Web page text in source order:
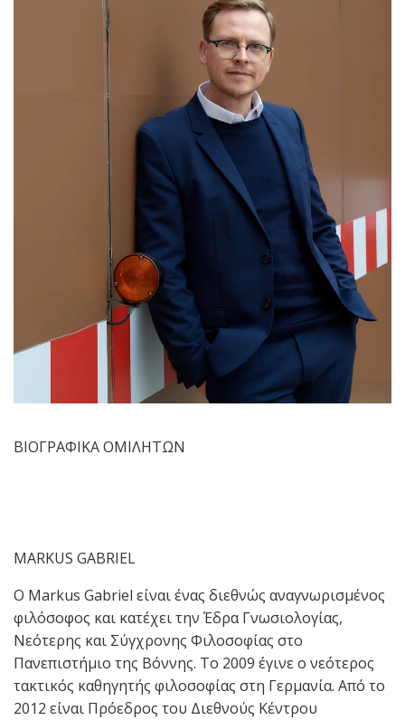
ΒΙΟΓΡΑΦΙΚΑ ΟΜΙΛΗΤΩΝ
MARKUS GABRIEL
Ο Markus Gabriel είναι ένας διεθνώς αναγνωρισμένος
φιλόσοφος και κατέχει την Έδρα Γνωσιολογίας,
Νεότερης και Σύγχρονης Φιλοσοφίας στο
Πανεπιστήμιο της Βόννης. Το 2009 έγινε ο νεότερος
τακτικός καθηγητής φιλοσοφίας στη Γερμανία. Από το
2012 είναι Πρόεδρος του Διεθνούς Κέντρου